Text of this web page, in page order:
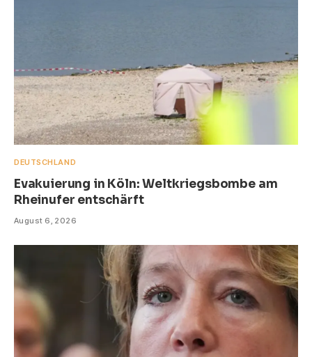
DEUTSCHLAND
Evakuierung in Köln: Weltkriegsbombe am
Rheinufer entschärft
August 6, 2026